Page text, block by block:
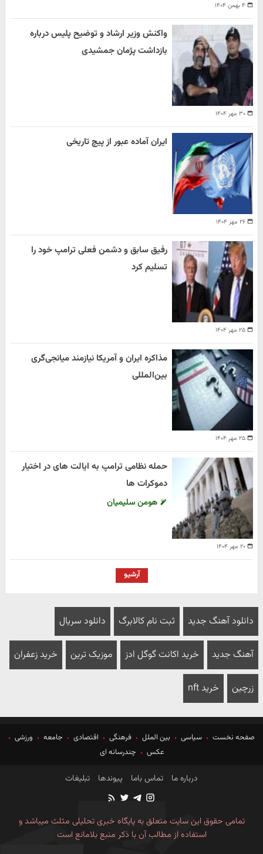
۴ بهمن ۱۴۰۴
۳۰ مهر ۱۴۰۴
واکنش وزیر ارشاد و توضیح پلیس درباره
بازداشت پژمان جمشیدی
۲۶ مهر ۱۴۰۴
ایران آماده عبور از پیچ تاریخی
۲۵ مهر ۱۴۰۴
رفیق سابق و دشمن فعلی ترامپ خود را
تسلیم کرد
۲۵ مهر ۱۴۰۴
مذاکره ایران و آمریکا نیازمند میانجی‌گری
بین‌المللی
۲۰ مهر ۱۴۰۴
حمله نظامی ترامپ به ایالت های در اختیار
دموکرات ها
هومن سلیمیان
آرشیو
دانلود آهنگ جدید ثبت نام کالابرگ دانلود سریال
آهنگ جدید خرید اکانت گوگل ادز موزیک ترین خرید زعفران
زرچین خرید nft
صفحه نخست سیاسی بین الملل فرهنگی اقتصادی جامعه
ورزشی
عکس
چندرسانه ای
درباره ما تماس باما پیوندها تبلیغات
تمامی حقوق این سایت متعلق به پایگاه خبری تحلیلی مثلث میباشد و
استفاده از مطالب آن با ذکر منبع بلامانع است